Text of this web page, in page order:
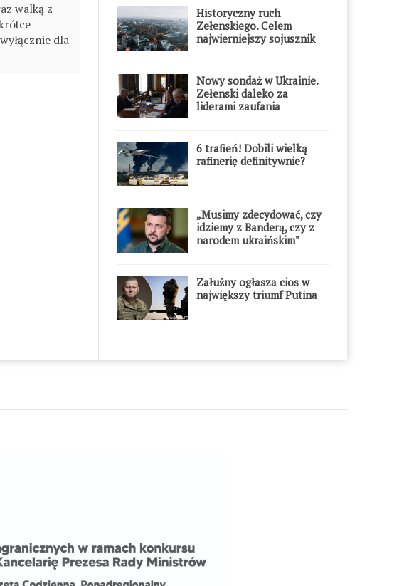
walką z
dla
Historyczny ruch
Zełenskiego. Celem
najwierniejszy sojusznik
Nowy sondaż w Ukrainie.
Zełenski daleko za
liderami zaufania
6 trafień! Dobili wielką
rafinerię definitywnie?
„Musimy zdecydować, czy
idziemy z Banderą, czy z
narodem ukraińskim”
Załużny ogłasza cios w
największy triumf Putina